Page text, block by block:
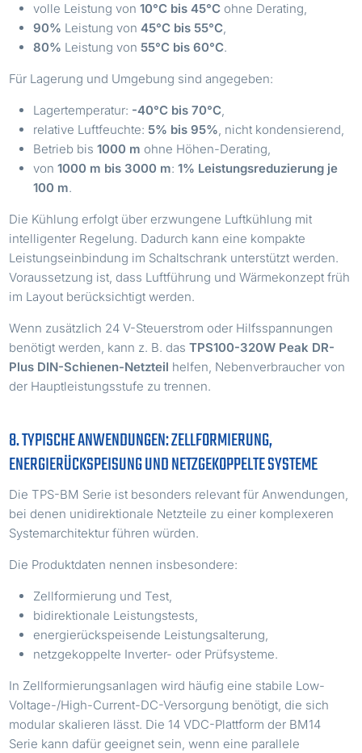
volle Leistung von10°C bis 45°C ohne Derating,
90% Leistung von45°C bis 55°C,
80% Leistung von 55°C bis 60°C.
Für Lagerung und Umgebung sind angegeben:
Lagertemperatur: -40°C bis 70°C,
relative Luftfeuchte: 5% bis 95%, nicht kondensierend,
Betrieb bis1000 m ohne Höhen-Derating,
von1000 m bis 3000 m:1% Leistungsreduzierung je
100 m.
Die Kühlung erfolgt über erzwungene Luftkühlung mit
intelligenter Regelung. Dadurch kann eine kompakte
Leistungseinbindung im Schaltschrank unterstützt werden.
Voraussetzung ist, dass Luftführung und Wärmekonzept früh
im Layout berücksichtigt werden.
Wenn zusätzlich 24 V-Steuerstrom oder Hilfsspannungen
benötigt werden, kann z. B. dasTPS100-320W Peak DR-
Plus DIN-Schienen-Netzteil helfen, Nebenverbraucher von
der Hauptleistungsstufe zu trennen.
8. TYPISCHE ANWENDUNGEN: ZELLFORMIERUNG,
ENERGIERÜCKSPEISUNG UND NETZGEKOPPELTE SYSTEME
Die TPS-BM Serie ist besonders relevant für Anwendungen,
bei denen unidirektionale Netzteile zu einer komplexeren
Systemarchitektur führen würden.
Die Produktdaten nennen insbesondere:
Zellformierung und Test,
bidirektionale Leistungstests,
energierückspeisende Leistungsalterung,
netzgekoppelte Inverter- oder Prüfsysteme.
In Zellformierungsanlagen wird häufig eine stabile Low-
Voltage-/High-Current-DC-Versorgung benötigt, die sich
modular skalieren lässt. Die 14 VDC-Plattform der BM14
Serie kann dafür geeignet sein, wenn eine parallele